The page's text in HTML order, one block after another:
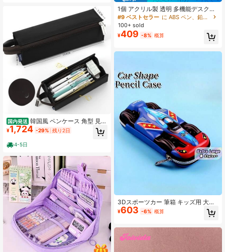
国内発送 韓国風 ペンケース 角型 見開
き式 ハンドル付き 学生用 大容量 文
房具ペンケース 文具バッグ 収納 筆
箱 新作
¥1,724 -29% 残り2日
4-5日
1個 アクリル製 透明 多機能デスクト
ップオーガナイザーボックス、写真/
ポストカード ディスプレイスタン
ド、ペンホルダー、仕切り付き文房
具収納、オフィス、寝室、メイクア
#9 ベストセラー
に ABS ペン、鉛筆、マーカーケース
100+ sold
¥409 -8% 概算
3Dスポーツカー 筆箱 キッズ用 大容
量 ペン、マーカー、クレヨン、美術
用品収納 クールなレースカー デザイ
レゼント 誕生日プレゼント 1個入り
¥603 -6% 概算